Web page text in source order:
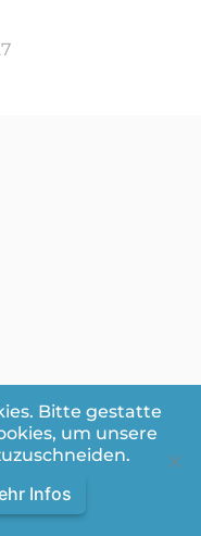
Bitte gestatte
um unsere
Infos